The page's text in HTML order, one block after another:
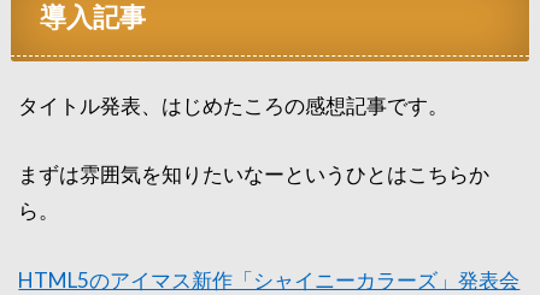
導入記事
タイトル発表、はじめたころの感想記事です。
まずは雰囲気を知りたいなーというひとはこちらか
ら。
HTML5のアイマス新作「シャイニーカラーズ」発表会